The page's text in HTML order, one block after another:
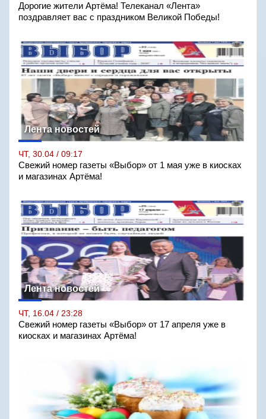
Дорогие жители Артёма! Телеканал «Лента»
поздравляет вас с праздником Великой Победы!
Лента новостей
ЧТ, 30.04 / 09:17
Свежий номер газеты «Выбор» от 1 мая уже в киосках
и магазинах Артёма!
Лента новостей
ЧТ, 16.04 / 23:28
Свежий номер газеты «Выбор» от 17 апреля уже в
киосках и магазинах Артёма!